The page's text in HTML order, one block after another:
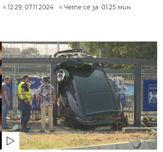
12:29, 07.11.2024 Чете се за: 01:25 мин.